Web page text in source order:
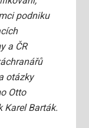
podniku
a ČR
otázky
Otto
Karel Barták.